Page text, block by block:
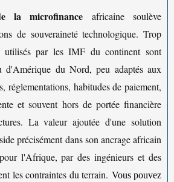
la microfinance africaine soulève
de souveraineté technologique. Trop
utilisés par les IMF du continent sont
d'Amérique du Nord, peu adaptés aux
réglementations, habitudes de paiement,
et souvent hors de portée financière
La valeur ajoutée d'une solution
précisément dans son ancrage africain
l'Afrique, par des ingénieurs et des
les contraintes du terrain. Vous pouvez